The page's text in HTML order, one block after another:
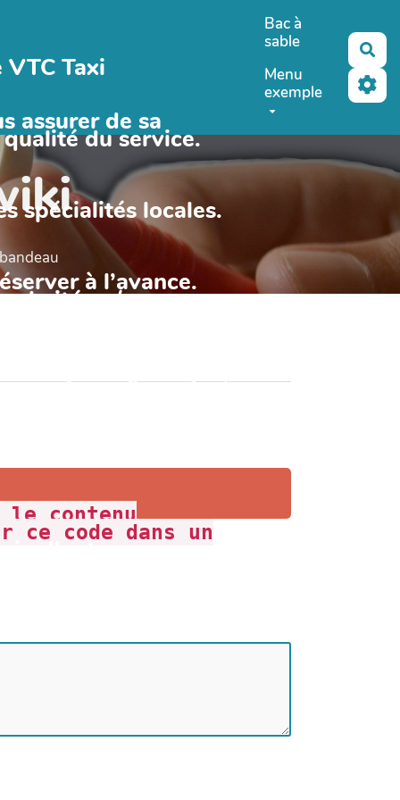
Taxi
assurer de sa
du service.
spécialités locales.
à l’avance.
p>
en matière
solution pratique,
Avec des
taxi dès
contenu
ce code dans un
d'autres
Bac à
sable
Menu
exemple